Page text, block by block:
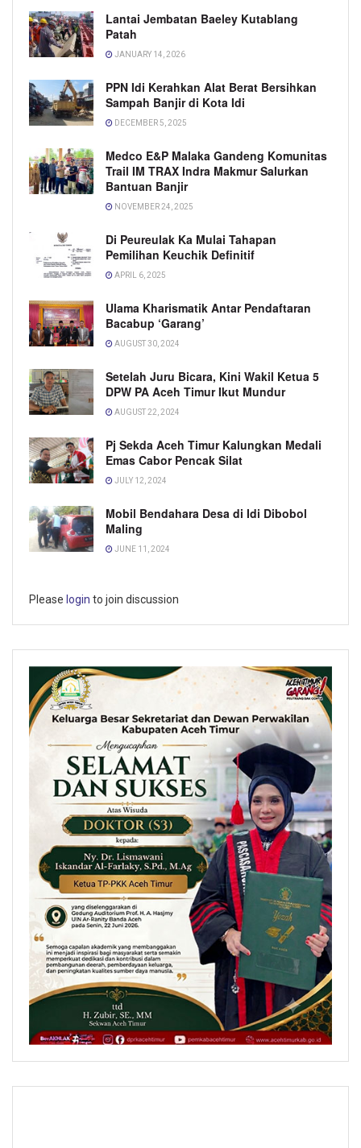
Lantai Jembatan Baeley Kutablang
Patah
JANUARY 14, 2026
PPN Idi Kerahkan Alat Berat Bersihkan
Sampah Banjir di Kota Idi
DECEMBER 5, 2025
Medco E&P Malaka Gandeng Komunitas
Trail IM TRAX Indra Makmur Salurkan
Bantuan Banjir
NOVEMBER 24, 2025
Di Peureulak Ka Mulai Tahapan
Pemilihan Keuchik Definitif
APRIL 6, 2025
Ulama Kharismatik Antar Pendaftaran
Bacabup ‘Garang’
AUGUST 30, 2024
Setelah Juru Bicara, Kini Wakil Ketua 5
DPW PA Aceh Timur Ikut Mundur
AUGUST 22, 2024
Pj Sekda Aceh Timur Kalungkan Medali
Emas Cabor Pencak Silat
JULY 12, 2024
Mobil Bendahara Desa di Idi Dibobol
Maling
JUNE 11, 2024
Please login to join discussion